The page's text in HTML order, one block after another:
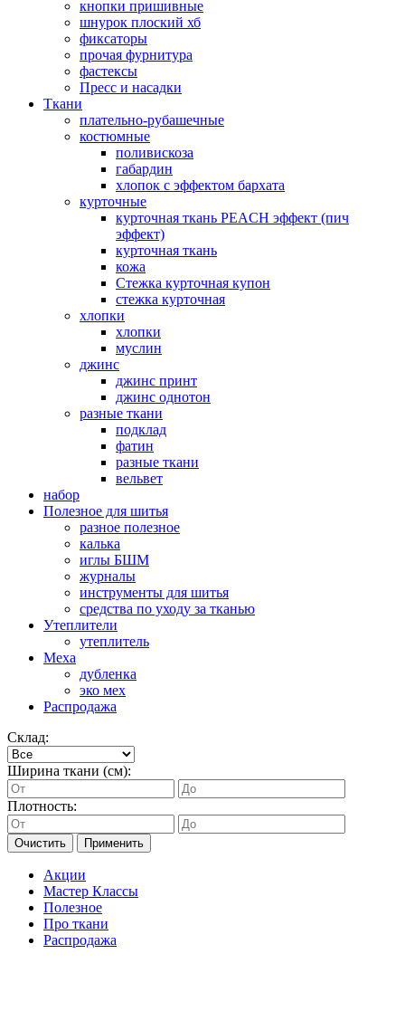
кнопки пришивные
шнурок плоский хб
фиксаторы
прочая фурнитура
фастексы
Пресс и насадки
Ткани
плательно-рубашечные
костюмные
поливискоза
габардин
хлопок с эффектом бархата
курточные
курточная ткань PEACH эффект (пич
эффект)
курточная ткань
кожа
Стежка курточная купон
стежка курточная
хлопки
хлопки
муслин
джинс
джинс принт
джинс однотон
разные ткани
подклад
фатин
разные ткани
вельвет
набор
Полезное для шитья
разное полезное
калька
иглы БШМ
журналы
инструменты для шитья
средства по уходу за тканью
Утеплители
утеплитель
Меха
дубленка
эко мех
Распродажа
Склад:
Ширина ткани (см):
Плотность:
Очистить Применить
Акции
Мастер Классы
Полезное
Про ткани
Распродажа